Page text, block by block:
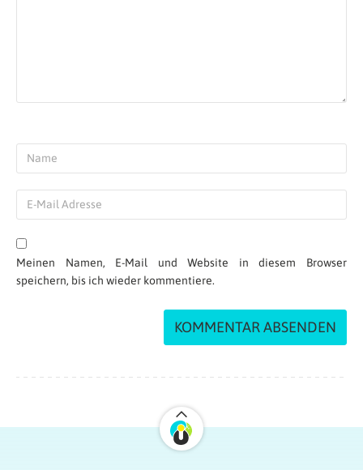
Meinen Namen, E-Mail und Website in diesem Browser
speichern, bis ich wieder kommentiere.